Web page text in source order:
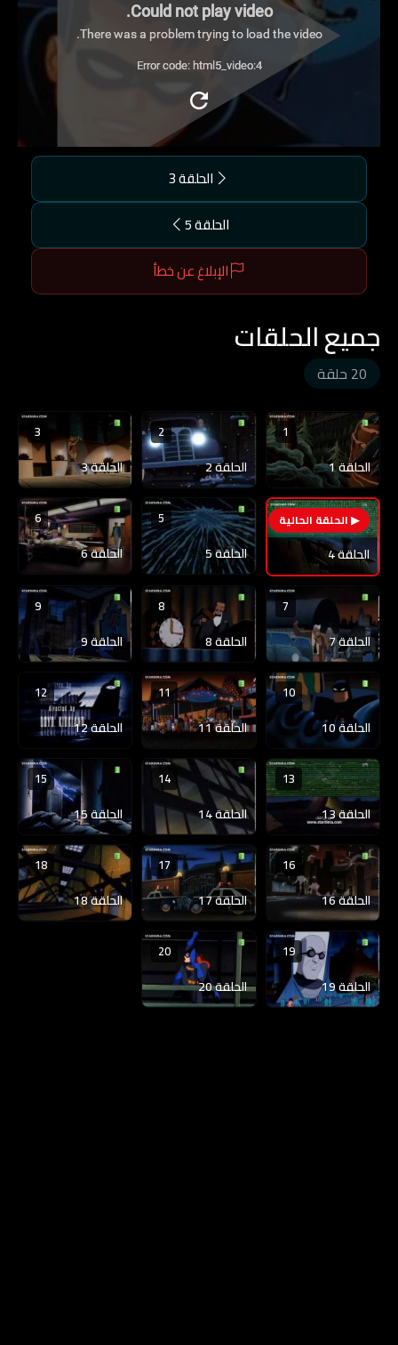
Could not play video.
There was a problem trying to load the video.
Error code: html5_video:4
الحلقة 3
الحلقة 5
الإبلاغ عن خطأ
جميع الحلقات
20 حلقة
1
الحلقة 1
2
الحلقة 2
3
الحلقة 3
4
الحلقة 4
5
الحلقة 5
6
الحلقة 6
7
الحلقة 7
8
الحلقة 8
9
الحلقة 9
10
الحلقة 10
11
الحلقة 11
12
الحلقة 12
13
الحلقة 13
14
الحلقة 14
15
الحلقة 15
16
الحلقة 16
17
الحلقة 17
18
الحلقة 18
19
الحلقة 19
20
الحلقة 20